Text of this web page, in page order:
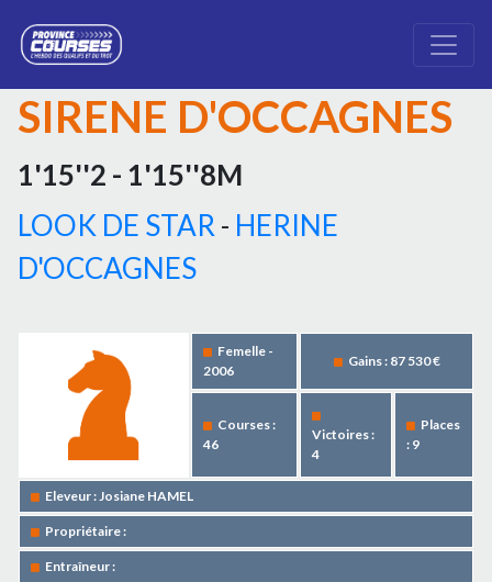
SIRENE D'OCCAGNES
1'15''2 - 1'15''8M
LOOK DE STAR - HERINE
D'OCCAGNES
Femelle -
2006
Gains : 87 530 €
Courses :
46
Victoires :
4
Places
: 9
Eleveur : Josiane HAMEL
Propriétaire :
Entraîneur :